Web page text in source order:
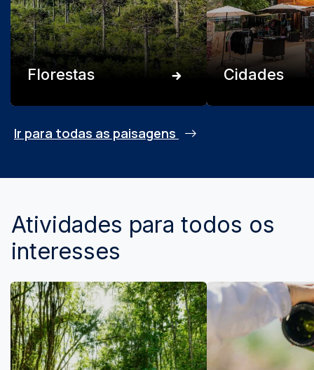
Florestas Cidades
Ir para todas as paisagens
Atividades para todos os
interesses